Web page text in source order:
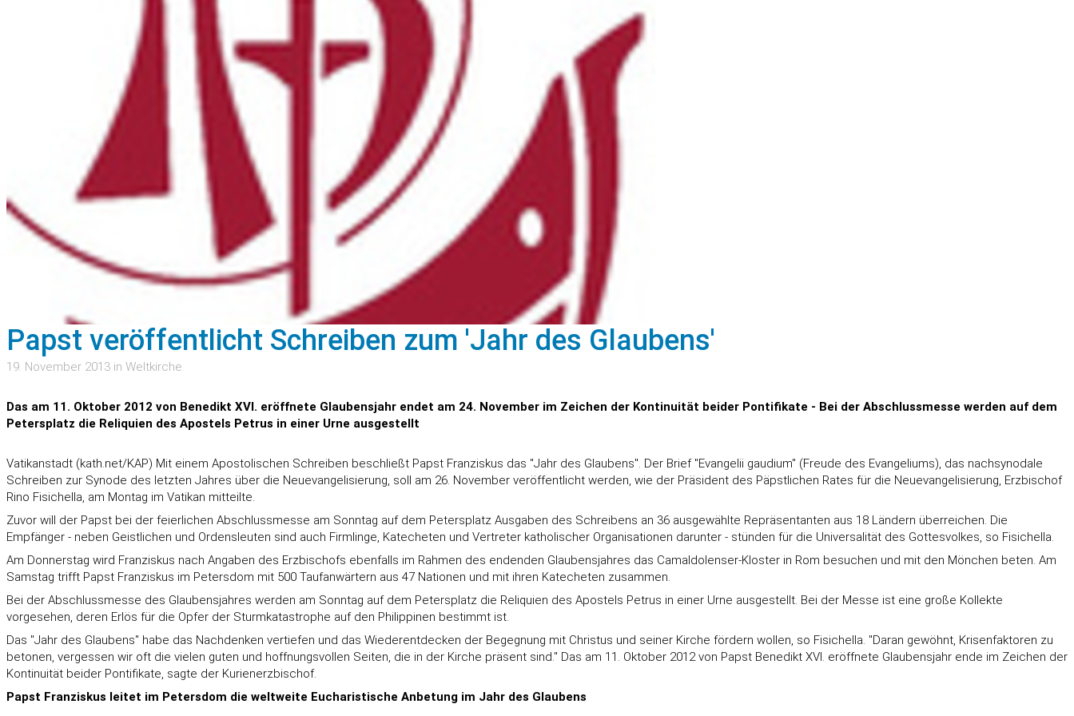
Papst veröffentlicht Schreiben zum 'Jahr des Glaubens'
19. November 2013 in Weltkirche
Das am 11. Oktober 2012 von Benedikt XVI. eröffnete Glaubensjahr endet am 24. November im Zeichen der Kontinuität beider Pontifikate - Bei der Abschlussmesse werden auf dem
Petersplatz die Reliquien des Apostels Petrus in einer Urne ausgestellt
Vatikanstadt (kath.net/KAP) Mit einem Apostolischen Schreiben beschließt Papst Franziskus das "Jahr des Glaubens". Der Brief "Evangelii gaudium" (Freude des Evangeliums), das nachsynodale
Schreiben zur Synode des letzten Jahres über die Neuevangelisierung, soll am 26. November veröffentlicht werden, wie der Präsident des Päpstlichen Rates für die Neuevangelisierung, Erzbischof
Rino Fisichella, am Montag im Vatikan mitteilte.
Zuvor will der Papst bei der feierlichen Abschlussmesse am Sonntag auf dem Petersplatz Ausgaben des Schreibens an 36 ausgewählte Repräsentanten aus 18 Ländern überreichen. Die
Empfänger - neben Geistlichen und Ordensleuten sind auch Firmlinge, Katecheten und Vertreter katholischer Organisationen darunter - stünden für die Universalität des Gottesvolkes, so Fisichella.
Am Donnerstag wird Franziskus nach Angaben des Erzbischofs ebenfalls im Rahmen des endenden Glaubensjahres das Camaldolenser-Kloster in Rom besuchen und mit den Mönchen beten. Am
Samstag trifft Papst Franziskus im Petersdom mit 500 Taufanwärtern aus 47 Nationen und mit ihren Katecheten zusammen.
Bei der Abschlussmesse des Glaubensjahres werden am Sonntag auf dem Petersplatz die Reliquien des Apostels Petrus in einer Urne ausgestellt. Bei der Messe ist eine große Kollekte
vorgesehen, deren Erlös für die Opfer der Sturmkatastrophe auf den Philippinen bestimmt ist.
Das "Jahr des Glaubens" habe das Nachdenken vertiefen und das Wiederentdecken der Begegnung mit Christus und seiner Kirche fördern wollen, so Fisichella. "Daran gewöhnt, Krisenfaktoren zu
betonen, vergessen wir oft die vielen guten und hoffnungsvollen Seiten, die in der Kirche präsent sind." Das am 11. Oktober 2012 von Papst Benedikt XVI. eröffnete Glaubensjahr ende im Zeichen der
Kontinuität beider Pontifikate, sagte der Kurienerzbischof.
Papst Franziskus leitet im Petersdom die weltweite Eucharistische Anbetung im Jahr des Glaubens